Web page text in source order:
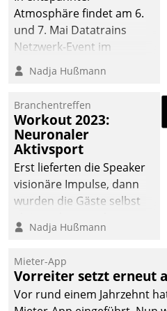
Atmosphäre findet am 6.
und 7. Mai Datatrains
Netzwerk-Event im
Kunden- und Partnerkreis
statt. Zentrale Frage: Wie
Mammutprojekte
meistern und Workloads
wuppen – bei zunehmend
anspruchsvollen
Aufgaben und
abnehmendem
Nadja Hußmann
Branchentreffen
Workout 2023:
Neuronaler
Aktivsport
Erst lieferten die Speaker
visionäre Impulse, dann
wurden die Gäste selbst
methodisch
Quartier. Dazwischen
zeigte Datatrain, was es
Neues zu bieten hat.
Nadja Hußmann
Mieter-App
Vorreiter setzt erneut
Vor rund einem Jahrzehnt